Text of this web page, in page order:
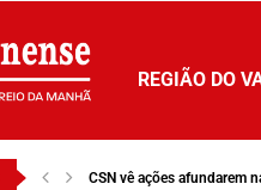
REGIÃO DO
CSN vê ações afundarem